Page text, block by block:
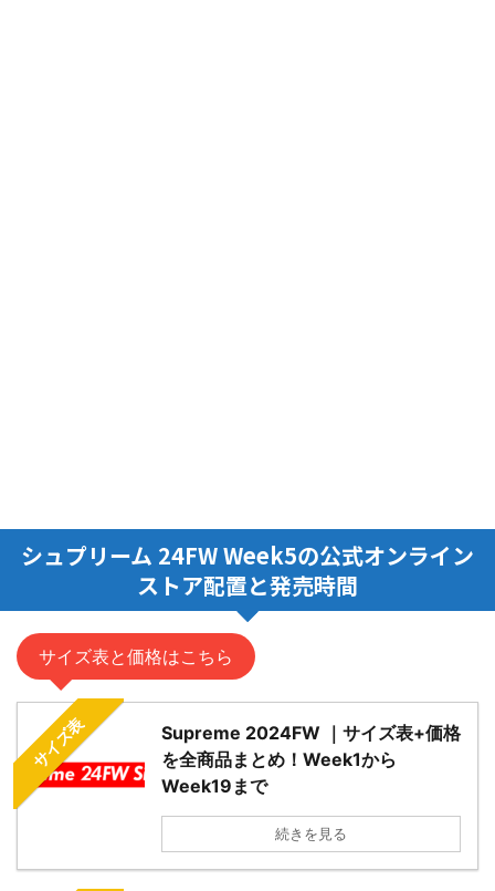
シュプリーム 24FW Week5の公式オンライン
ストア配置と発売時間
サイズ表と価格はこちら
サイズ表
Supreme 2024FW ｜サイズ表+価格
を全商品まとめ！Week1から
Week19まで
続きを見る